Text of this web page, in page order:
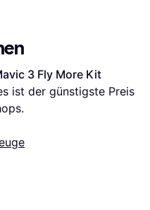
3 Fly More Kit
ist der günstigste Preis